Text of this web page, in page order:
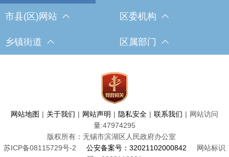
市县(区)网站 区委机构
乡镇街道 区属部门
网站地图 | 关于我们 | 网站声明 | 隐私安全 | 联系我们 | 网站访问
量:47974295
版权所有：无锡市滨湖区人民政府办公室
苏ICP备08115729号-2
公安备案号：32021102000842
网站标识